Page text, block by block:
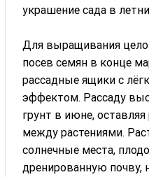
украшение сада в
Для выращивания
посев семян в конце
рассадные ящики с
эффектом. Рассаду
грунт в июне,
между растениями.
солнечные места,
дренированную почву,